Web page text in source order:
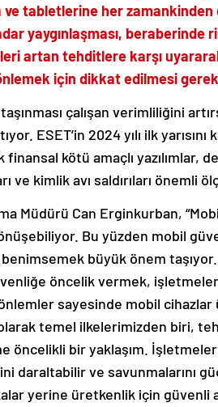
ve tabletlerine her
yaygınlaşması,
artan tehditlere karşı
için dikkat edilmesi
çalışan verimliliğini
ESET’in 2024 yılı ilk
kötü amaçlı yazılımlar,
ve kimlik avı saldırıları önemli
Müdürü Can Erginkurban,
Bu yüzden mobil
benimsemek büyük önem
öncelik vermek,
önlemler sayesinde mobil
temel ilkelerimizden biri,
öncelikli bir yaklaşım.
daraltabilir ve savunmalarını
yerine üretkenlik için güvenli